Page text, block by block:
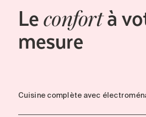
Leconfortà
mesure
Cuisine complète avec